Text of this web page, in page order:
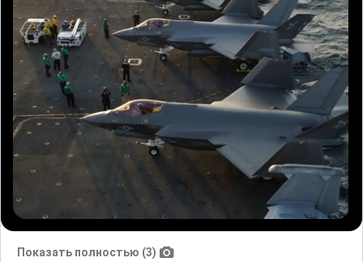
Показать полностью (3)